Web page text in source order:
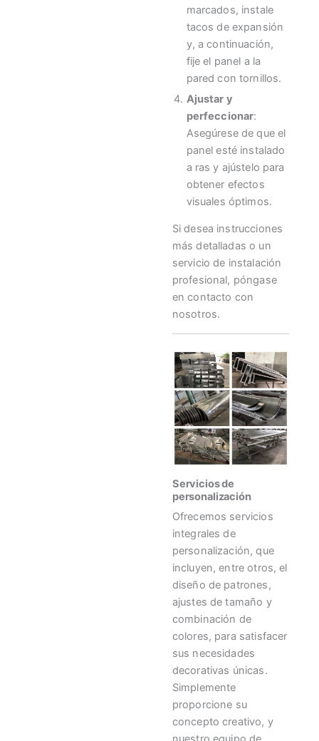
marcados, instale
tacos de expansión
y, a continuación,
fije el panel a la
pared con tornillos.
Ajustar y
perfeccionar:
Asegúrese de que el
panel esté instalado
a ras y ajústelo para
obtener efectos
visuales óptimos.
Si desea instrucciones
más detalladas o un
servicio de instalación
profesional, póngase
en contacto con
nosotros.
Servicios de
personalización
Ofrecemos servicios
integrales de
personalización, que
incluyen, entre otros, el
diseño de patrones,
ajustes de tamaño y
combinación de
colores, para satisfacer
sus necesidades
decorativas únicas.
Simplemente
proporcione su
concepto creativo, y